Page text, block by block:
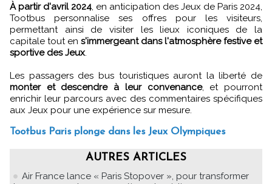
À partir d'avril 2024 , en anticipation des Jeux de Paris 2024,
Tootbus personnalise ses offres pour les visiteurs,
permettant ainsi de visiter les lieux iconiques de la
capitale tout en s'immergeant dans l'atmosphère festive et
sportive des Jeux
Les passagers des bus touristiques auront la liberté de
monter et descendre à leur convenance, et pourront
enrichir leur parcours avec des commentaires spécifiques
aux Jeux pour une expérience sur mesure.
Tootbus Paris plonge dans les Jeux Olympiques
AUTRES ARTICLES
Air France lance « Paris Stopover », pour transformer